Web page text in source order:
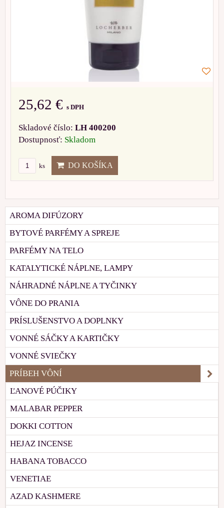
25,62 € s DPH
Skladové číslo: LH 400200
Dostupnosť: Skladom
ks DO KOŠÍKA
AROMA DIFÚZORY
BYTOVÉ PARFÉMY A SPREJE
PARFÉMY NA TELO
KATALYTICKÉ NÁPLNE, LAMPY
NÁHRADNÉ NÁPLNE A TYČINKY
VÔNE DO PRANIA
PRÍSLUŠENSTVO A DOPLNKY
VONNÉ SÁČKY A KARTIČKY
VONNÉ SVIEČKY
PRÍBEH VÔNÍ
ĽANOVÉ PÚČIKY
MALABAR PEPPER
DOKKI COTTON
HEJAZ INCENSE
HABANA TOBACCO
VENETIAE
AZAD KASHMERE